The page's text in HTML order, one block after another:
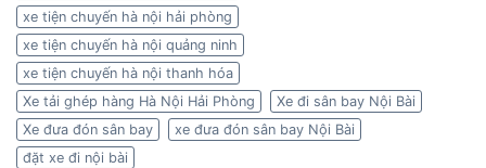
xe tiện chuyến hà nội hải phòng
xe tiện chuyến hà nội quảng ninh
xe tiện chuyến hà nội thanh hóa
Xe tải ghép hàng Hà Nội Hải Phòng
Xe đi sân bay Nội Bài
Xe đưa đón sân bay
xe đưa đón sân bay Nội Bài
đặt xe đi nội bài